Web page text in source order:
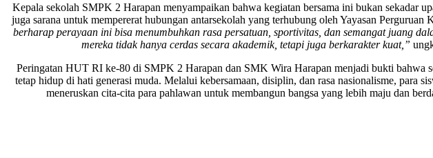
Kepala sekolah SMPK 2 Harapan menyampaikan bahwa kegiatan bersama ini bukan sekadar
juga sarana untuk mempererat hubungan antarsekolah yang terhubung oleh Yayasan Perguruan
berharap perayaan ini bisa menumbuhkan rasa persatuan, sportivitas, dan semangat juang
mereka tidak hanya cerdas secara akademik, tetapi juga berkarakter kuat,”
Peringatan HUT RI ke-80 di SMPK 2 Harapan dan SMK Wira Harapan menjadi bukti bahwa
tetap hidup di hati generasi muda. Melalui kebersamaan, disiplin, dan rasa nasionalisme, para
meneruskan cita-cita para pahlawan untuk membangun bangsa yang lebih maju dan